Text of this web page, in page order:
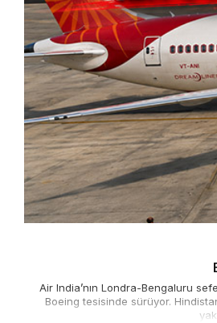
Air India’nın Londra-Bengaluru
Boeing tesisinde sürüyor.